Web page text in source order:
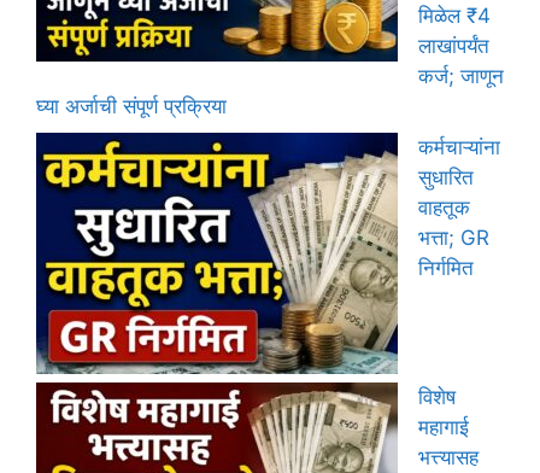
मिळेल ₹4
लाखांपर्यंत
कर्ज; जाणून
घ्या अर्जाची संपूर्ण प्रक्रिया
कर्मचाऱ्यांना
सुधारित
वाहतूक
भत्ता; GR
निर्गमित
विशेष
महागाई
भत्त्यासह